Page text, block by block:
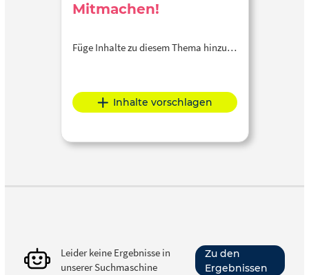
Mitmachen!
Füge Inhalte zu diesem Thema hinzu…
Inhalte vorschlagen
Leider keine Ergebnisse in
unserer Suchmaschine
Zu den
Ergebnissen